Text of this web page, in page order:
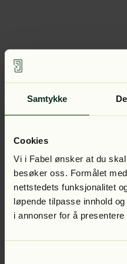
Samtykke
Cookies
Vi i Fabel ønsker at du
besøker oss. Formålet
nettstedets funksjonalitet
løpende tilpasse innhold
i annonser for å